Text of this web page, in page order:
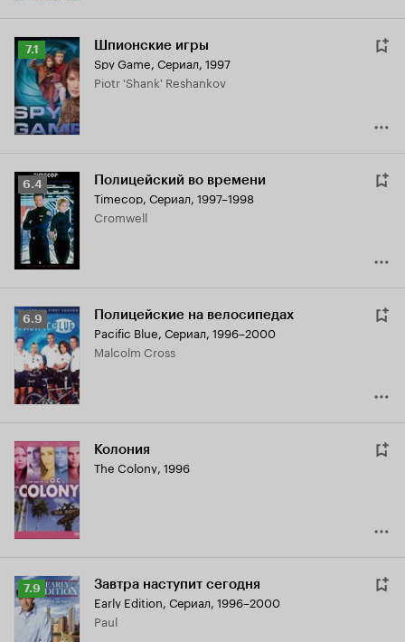
Рейтинг
Кинопоиска
7.1
7.1 Шпионские игры
Spy Game, Сериал, 1997
Piotr 'Shank' Reshankov
Рейтинг
Кинопоиска
6.4
6.4 Полицейский во времени
Timecop, Сериал, 1997–1998
Cromwell
Рейтинг
Кинопоиска
6.9
6.9 Полицейские на велосипедах
Pacific Blue, Сериал, 1996–2000
Malcolm Cross
Колония
The Colony, 1996
Рейтинг
Кинопоиска
7.9
7.9 Завтра наступит сегодня
Early Edition, Сериал, 1996–2000
Paul